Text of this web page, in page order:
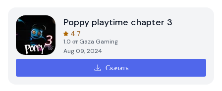
Poppy playtime chapter 3
4.7
1.0 от Gaza Gaming
Aug 09, 2024
Скачать